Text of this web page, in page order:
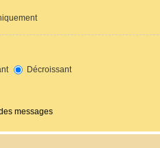
Décroissant
messages